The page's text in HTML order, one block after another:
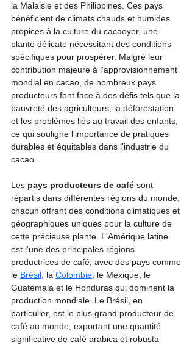
la Malaisie et des Philippines. Ces pays
bénéficient de climats chauds et humides
propices à la culture du cacaoyer, une
plante délicate nécessitant des conditions
spécifiques pour prospérer. Malgré leur
contribution majeure à l'approvisionnement
mondial en cacao, de nombreux pays
producteurs font face à des défis tels que la
pauvreté des agriculteurs, la déforestation
et les problèmes liés au travail des enfants,
ce qui souligne l'importance de pratiques
durables et équitables dans l'industrie du
cacao.
Les pays producteurs de café sont
répartis dans différentes régions du monde,
chacun offrant des conditions climatiques et
géographiques uniques pour la culture de
cette précieuse plante. L'Amérique latine
est l'une des principales régions
productrices de café, avec des pays comme
le Brésil, la Colombie, le Mexique, le
Guatemala et le Honduras qui dominent la
production mondiale. Le Brésil, en
particulier, est le plus grand producteur de
café au monde, exportant une quantité
significative de café arabica et robusta